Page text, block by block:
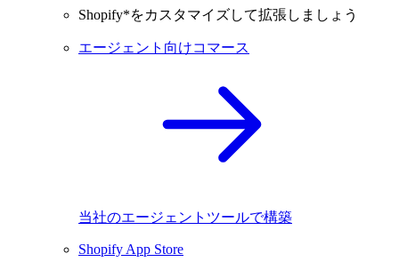
Shopify*をカスタマイズして拡張しましょう
エージェント向けコマース
当社のエージェントツールで構築
Shopify App Store